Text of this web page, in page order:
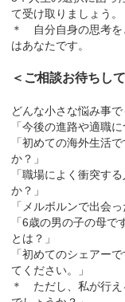
て受け取りましょう。
＊ 自分自身の思考を
はあなたです。
＜ご相談お待ちし
どんな小さな悩み事
「今後の進路や適職
「初めての海外生活
か？」
「職場によく衝突す
か？」
「メルボルンで出会
「6歳の男の子の母
とは？」
「初めてのシェアー
てください。」
＊ ただし、私が行え